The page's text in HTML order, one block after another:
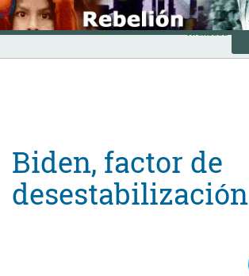
Skip
to
content
INICIO
Avanzada
Biden, factor de
desestabilización